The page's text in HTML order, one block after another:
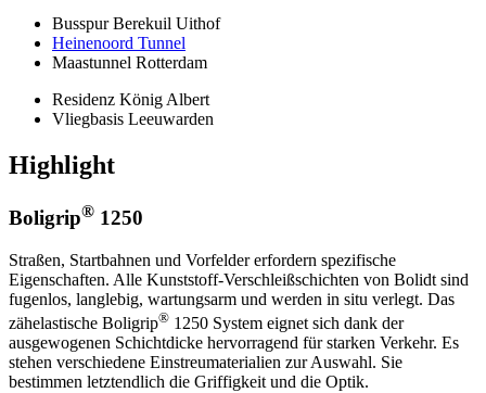
Busspur Berekuil Uithof
Heinenoord Tunnel
Maastunnel Rotterdam
Residenz König Albert
Vliegbasis Leeuwarden
Highlight
Boligrip® 1250
Straßen, Startbahnen und Vorfelder erfordern spezifische
Eigenschaften. Alle Kunststoff-Verschleißschichten von Bolidt sind
fugenlos, langlebig, wartungsarm und werden in situ verlegt. Das
zähelastische Boligrip® 1250 System eignet sich dank der
ausgewogenen Schichtdicke hervorragend für starken Verkehr. Es
stehen verschiedene Einstreumaterialien zur Auswahl. Sie
bestimmen letztendlich die Griffigkeit und die Optik.